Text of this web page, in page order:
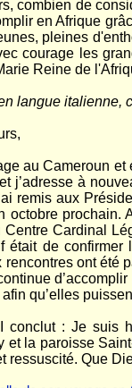
combien de
en Afrique
pleines
courage les
Reine de
langue italienne,
au Cameroun
j’adresse à
remis aux
octobre prochain.
Cardinal
était de
rencontres ont été
qu’elles
conclut : Je suis
et la paroisse
ressuscité. Que